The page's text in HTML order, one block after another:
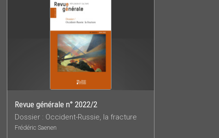
Revue générale n° 2022/2
Dossier : Occident-Russie, la fracture
Frédéric Saenen